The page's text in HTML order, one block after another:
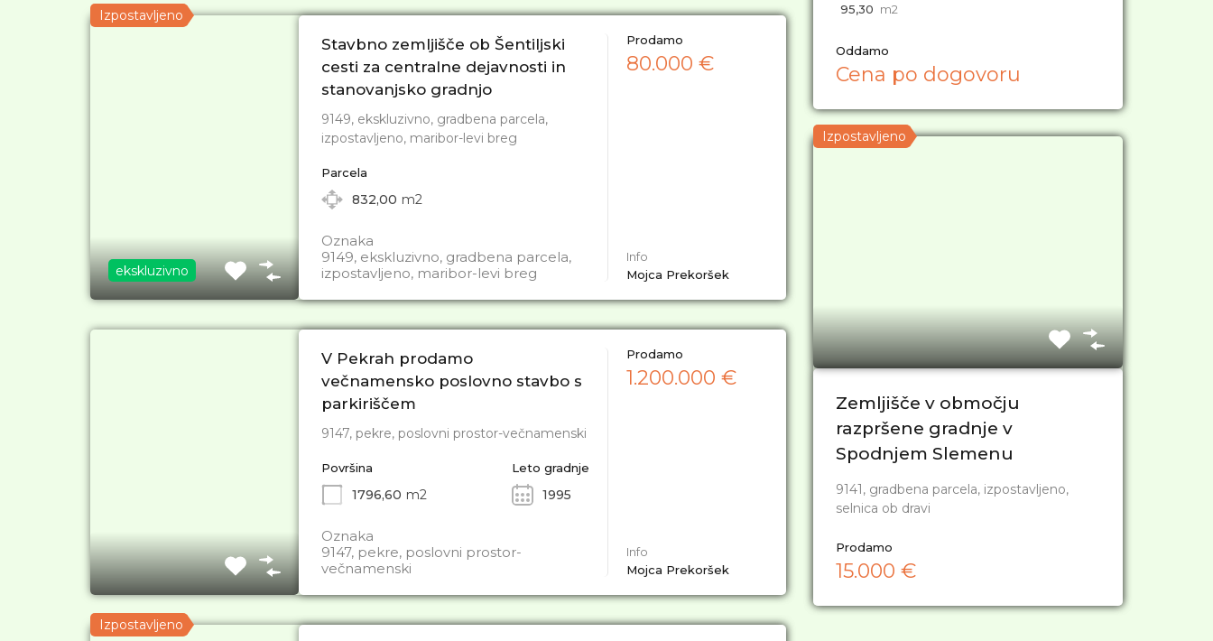
Izpostavljeno
ekskluzivno
Stavbno zemljišče ob Šentiljski
cesti za centralne dejavnosti in
stanovanjsko gradnjo
9149, ekskluzivno, gradbena parcela,
izpostavljeno, maribor-levi breg
Parcela
832,00 m2
Oznaka
9149, ekskluzivno, gradbena parcela,
izpostavljeno, maribor-levi breg
Prodamo
80.000 €
Info
Mojca Prekoršek
V Pekrah prodamo
večnamensko poslovno stavbo s
parkiriščem
9147, pekre, poslovni prostor-večnamenski
Površina
1796,60 m2
Leto gradnje
1995
Oznaka
9147, pekre, poslovni prostor-
večnamenski
Prodamo
1.200.000 €
Info
Mojca Prekoršek
Izpostavljeno
95,30 m2
Oddamo
Cena po dogovoru
Izpostavljeno
Zemljišče v območju
razpršene gradnje v
Spodnjem Slemenu
9141, gradbena parcela, izpostavljeno,
selnica ob dravi
Prodamo
15.000 €